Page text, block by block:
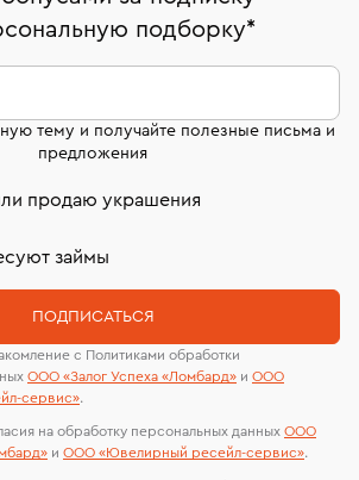
если изделие вам не подошло. 7
условия возврата
и часов смотрите на
украшений»
изделия получены
МГУ и других геммологических
подборку*
тему и получайте полезные письма и
предложения
продаю украшения
займы
ПОДПИСАТЬСЯ
с Политиками обработки
ООО «Залог Успеха «Ломбард» и ООО
сервиc».
на обработку персональных данных ООО
и ООО «Ювелирный ресейл-сервиc».